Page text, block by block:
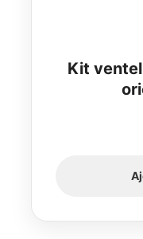
Kit